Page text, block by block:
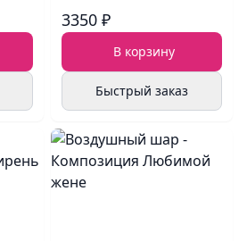
3350 ₽
В корзину
Быстрый заказ